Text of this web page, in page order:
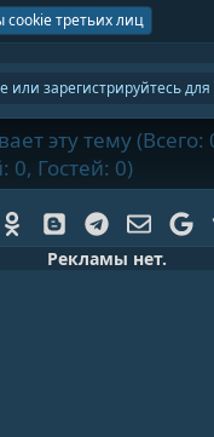
третьих лиц
или зарегистрируйтесь для
эту тему (Всего:
0, Гостей: 0)
Ok BloggerTelegram
Рекламы нет.